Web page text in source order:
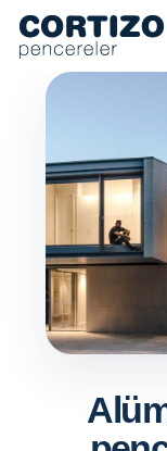
Cortizo Pencereleri,
Danışmanlık